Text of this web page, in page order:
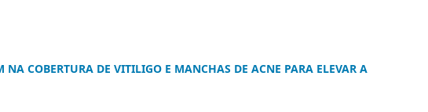
COBERTURA DE VITILIGO E MANCHAS DE ACNE PARA ELEVAR A